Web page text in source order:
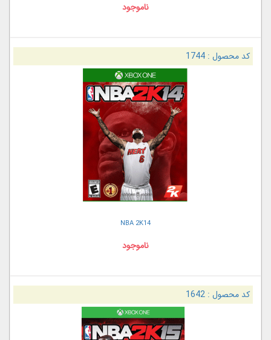
ناموجود
کد محصول :1744
NBA 2K14
ناموجود
کد محصول :1642